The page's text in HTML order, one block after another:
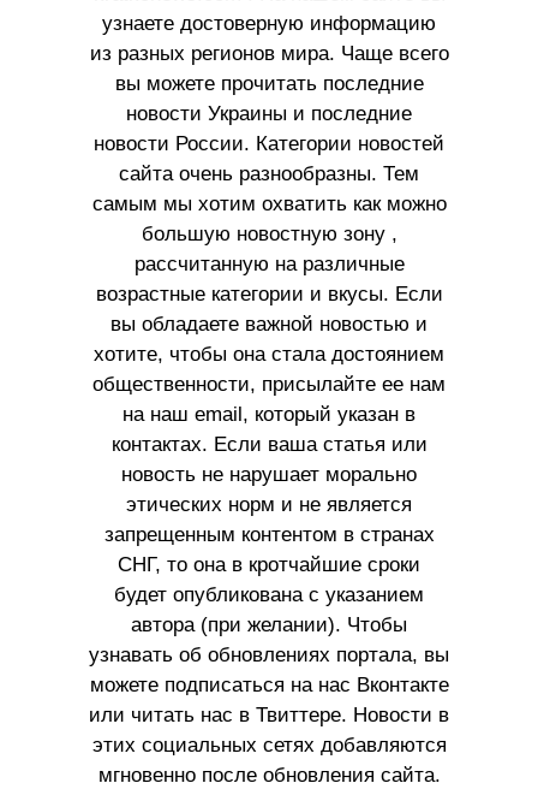
узнаете достоверную информацию
из разных регионов мира. Чаще всего
вы можете прочитать последние
новости Украины и последние
новости России. Категории новостей
сайта очень разнообразны. Тем
самым мы хотим охватить как можно
большую новостную зону ,
рассчитанную на различные
возрастные категории и вкусы. Если
вы обладаете важной новостью и
хотите, чтобы она стала достоянием
общественности, присылайте ее нам
на наш email, который указан в
контактах. Если ваша статья или
новость не нарушает морально
этических норм и не является
запрещенным контентом в странах
СНГ, то она в кротчайшие сроки
будет опубликована с указанием
автора (при желании). Чтобы
узнавать об обновлениях портала, вы
можете подписаться на нас Вконтакте
или читать нас в Твиттере. Новости в
этих социальных сетях добавляются
мгновенно после обновления сайта.